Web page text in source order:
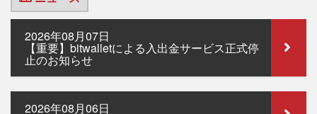
2026年08月07日
【重要】bitwalletによる入出金サービス正式停
止のお知らせ
2026年08月06日